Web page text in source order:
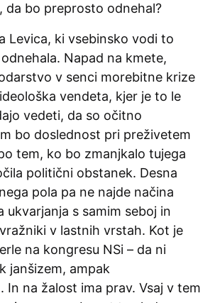
da bo preprosto odnehal?
Levica, ki vsebinsko vodi to
Napad na kmete,
v senci morebitne krize
vendeta, kjer je to le
vedeti, da so očitno
bo doslednost pri preživetem
tem, ko bo zmanjkalo tujega
politični obstanek. Desna
pola pa ne najde načina
ukvarjanja s samim seboj in
v lastnih vrstah. Kot je
na kongresu NSi – da ni
janšizem, ampak
In na žalost ima prav. Vsaj v tem